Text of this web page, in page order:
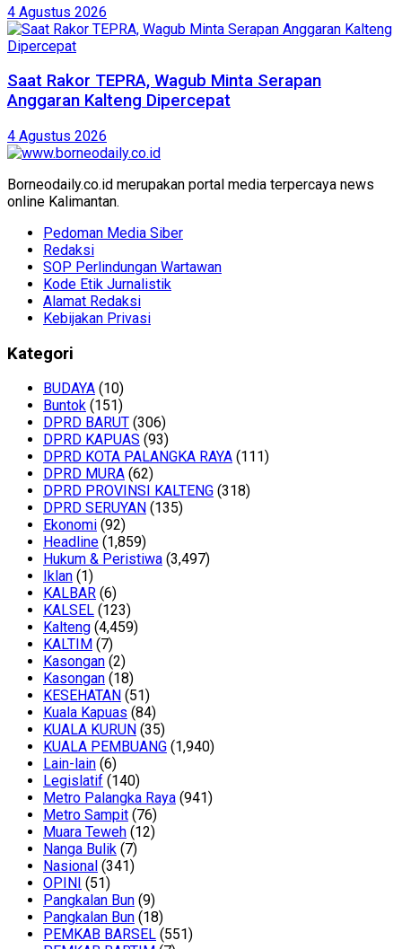
4 Agustus 2026
Saat Rakor TEPRA, Wagub Minta Serapan
Anggaran Kalteng Dipercepat
4 Agustus 2026
Borneodaily.co.id merupakan portal media terpercaya news
online Kalimantan.
Pedoman Media Siber
Redaksi
SOP Perlindungan Wartawan
Kode Etik Jurnalistik
Alamat Redaksi
Kebijakan Privasi
Kategori
BUDAYA (10)
Buntok (151)
DPRD BARUT (306)
DPRD KAPUAS (93)
DPRD KOTA PALANGKA RAYA (111)
DPRD MURA (62)
DPRD PROVINSI KALTENG (318)
DPRD SERUYAN (135)
Ekonomi (92)
Headline (1,859)
Hukum & Peristiwa (3,497)
Iklan (1)
KALBAR (6)
KALSEL (123)
Kalteng (4,459)
KALTIM (7)
Kasongan (2)
Kasongan (18)
KESEHATAN (51)
Kuala Kapuas (84)
KUALA KURUN (35)
KUALA PEMBUANG (1,940)
Lain-lain (6)
Legislatif (140)
Metro Palangka Raya (941)
Metro Sampit (76)
Muara Teweh (12)
Nanga Bulik (7)
Nasional (341)
OPINI (51)
Pangkalan Bun (9)
Pangkalan Bun (18)
PEMKAB BARSEL (551)